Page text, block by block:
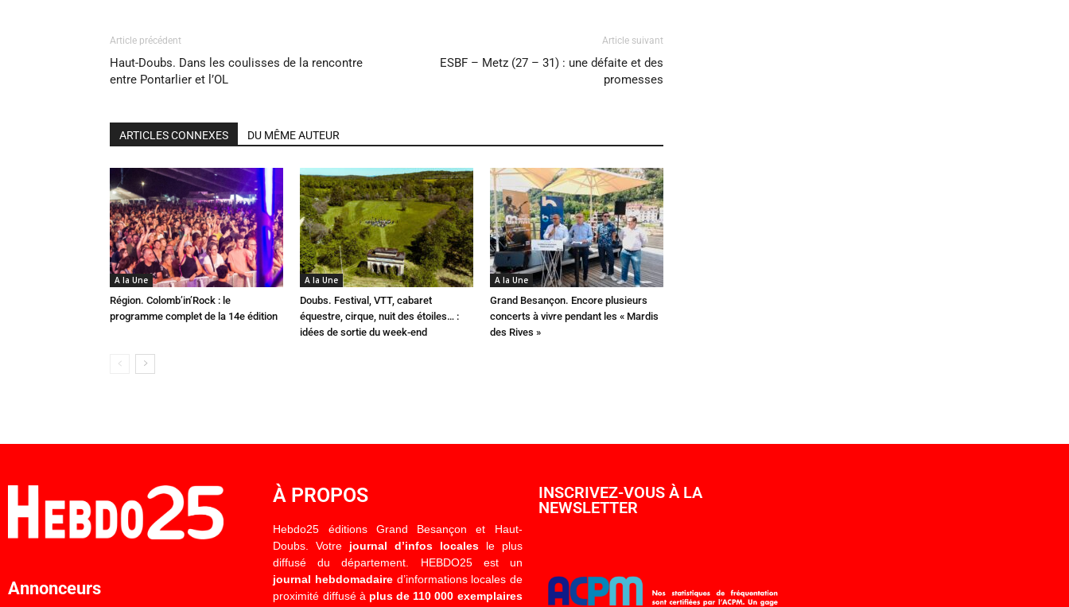
Article précédent
Haut-Doubs. Dans les coulisses de la rencontre
entre Pontarlier et l’OL
Article suivant
ESBF – Metz (27 – 31) : une défaite et des
promesses
ARTICLES CONNEXES DU MÊME AUTEUR
A la Une
Région. Colomb’in’Rock : le
programme complet de la 14e édition
A la Une
Doubs. Festival, VTT, cabaret
équestre, cirque, nuit des étoiles… :
idées de sortie du week-end
A la Une
Grand Besançon. Encore plusieurs
concerts à vivre pendant les « Mardis
des Rives »
Annonceurs
À PROPOS
Hebdo25 éditions Grand Besançon et Haut-
Doubs. Votre journal d’infos localesle plus
diffusé du département. HEBDO25 est un
journal hebdomadaired’informations locales de
proximité diffusé à plus de 110 000 exemplaires
INSCRIVEZ-VOUS À LA
NEWSLETTER